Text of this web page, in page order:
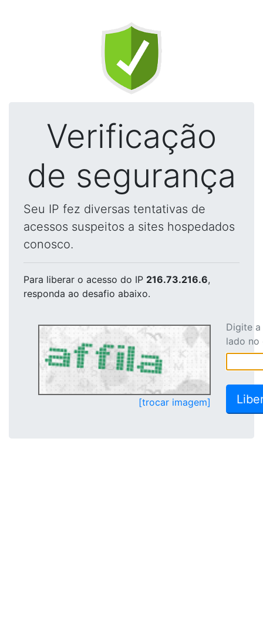
Verificação
de segurança
Seu IP fez diversas tentativas de
acessos suspeitos a sites hospedados
conosco.
Para liberar o acesso do IP 216.73.216.6,
responda ao desafio abaixo.
[trocar imagem]
Digite
lado no